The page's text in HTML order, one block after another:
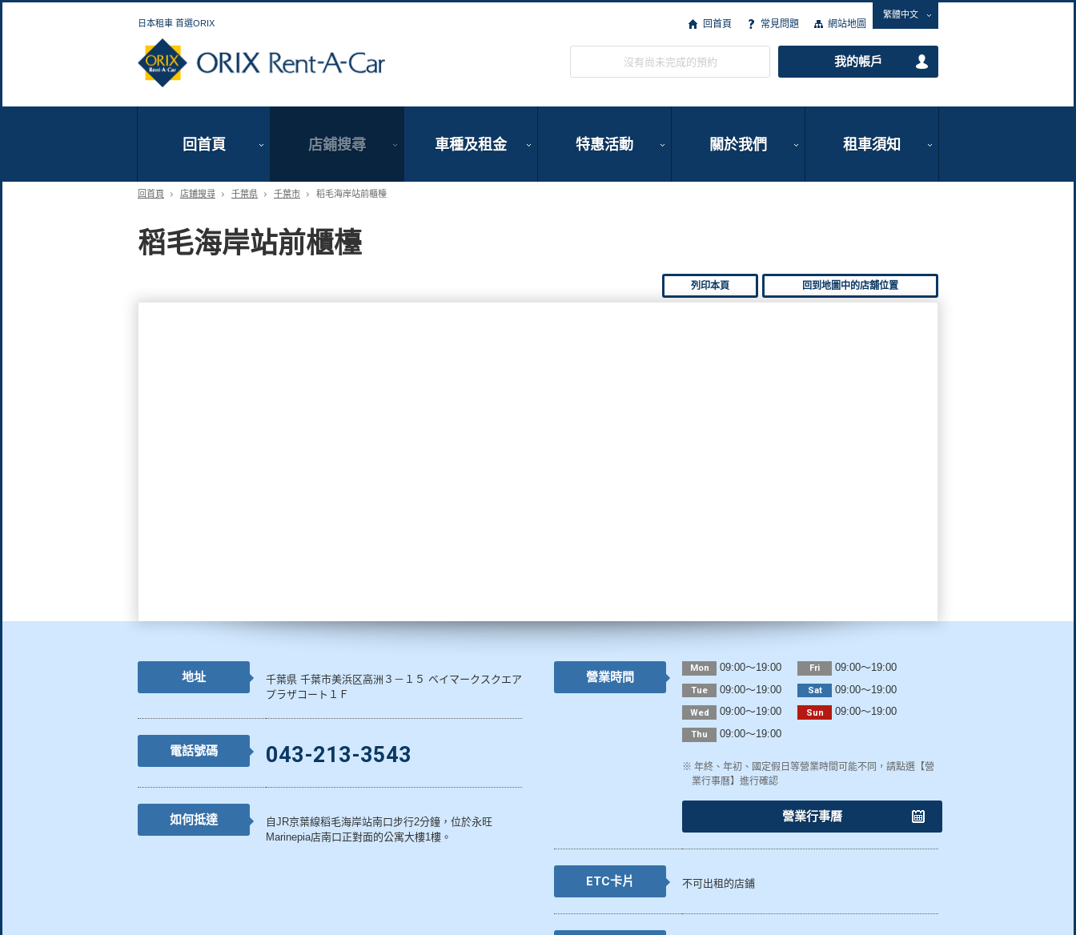
日本租車 首選ORIX 回首頁 常見問題 網站地圖
繁體中文
沒有尚未完成的預約 我的帳戶
回首頁 店鋪搜尋 車種及租金 特惠活動 關於我們 租車須知
回首頁 店鋪搜尋 千葉県 千葉市 稻毛海岸站前櫃檯
稻毛海岸站前櫃檯
列印本頁 回到地圖中的店舖位置
地址
千葉県 千葉市美浜区高洲３－１５ ベイマークスクエア
プラザコート１Ｆ
電話號碼 043-213-3543
如何抵達
自JR京葉線稻毛海岸站南口步行2分鐘，位於永旺
Marinepia店南口正對面的公寓大樓1樓。
營業時間
Mon 09:00～19:00
Tue 09:00～19:00
Wed 09:00～19:00
Thu 09:00～19:00
Fri 09:00～19:00
Sat 09:00～19:00
Sun 09:00～19:00
※ 年終、年初、國定假日等營業時間可能不同，請點選【營
業行事曆】進行確認
營業行事曆
ETC卡片 不可出租的店鋪